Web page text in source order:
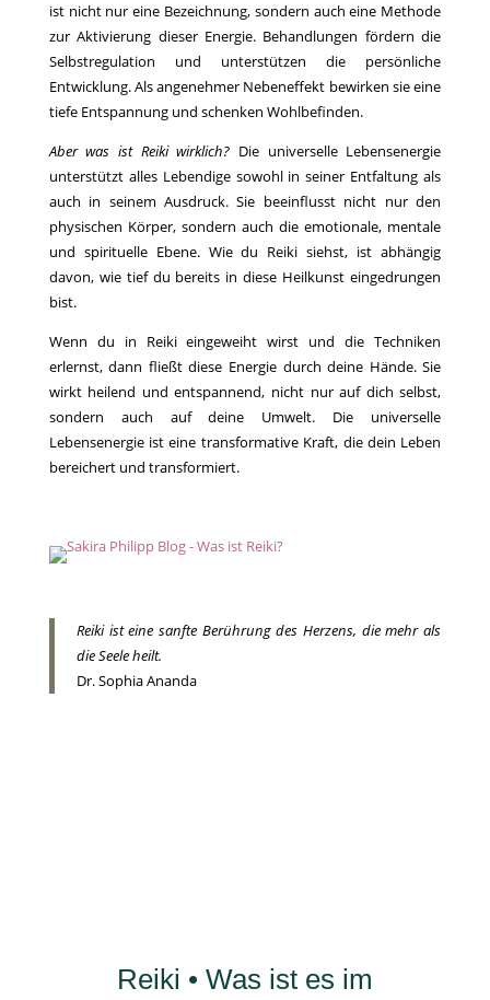
ist nicht nur eine Bezeichnung, sondern auch eine Methode
zur Aktivierung dieser Energie. Behandlungen fördern die
Selbstregulation und unterstützen die persönliche
Entwicklung. Als angenehmer Nebeneffekt bewirken sie eine
tiefe Entspannung und schenken Wohlbefinden.
Aber was ist Reiki wirklich? Die universelle Lebensenergie
unterstützt alles Lebendige sowohl in seiner Entfaltung als
auch in seinem Ausdruck. Sie beeinflusst nicht nur den
physischen Körper, sondern auch die emotionale, mentale
und spirituelle Ebene. Wie du Reiki siehst, ist abhängig
davon, wie tief du bereits in diese Heilkunst eingedrungen
bist.
Wenn du in Reiki eingeweiht wirst und die Techniken
erlernst, dann fließt diese Energie durch deine Hände. Sie
wirkt heilend und entspannend, nicht nur auf dich selbst,
sondern auch auf deine Umwelt. Die universelle
Lebensenergie ist eine transformative Kraft, die dein Leben
bereichert und transformiert.
Reiki ist eine sanfte Berührung des Herzens, die mehr als
die Seele heilt.
Dr. Sophia Ananda
Reiki • Was ist es im